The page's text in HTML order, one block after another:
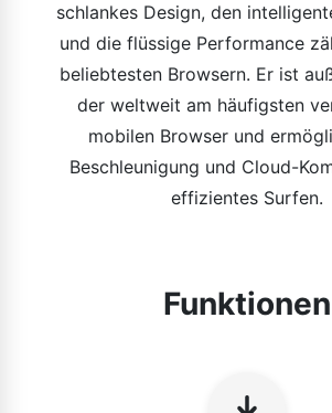
schlankes Design, den
und die flüssige Performance
beliebtesten Browsern. Er ist
der weltweit am häufigsten
mobilen Browser und
Beschleunigung und Cloud-
effizientes Surfen.
Funktionen